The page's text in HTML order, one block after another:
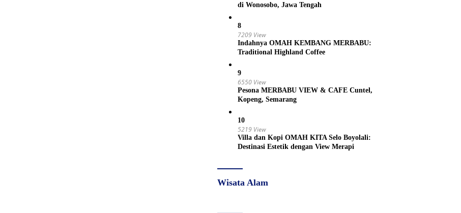
di Wonosobo, Jawa Tengah
8
7209 View
Indahnya OMAH KEMBANG MERBABU:
Traditional Highland Coffee
9
6550 View
Pesona MERBABU VIEW & CAFE Cuntel,
Kopeng, Semarang
10
5219 View
Villa dan Kopi OMAH KITA Selo Boyolali:
Destinasi Estetik dengan View Merapi
Wisata Alam